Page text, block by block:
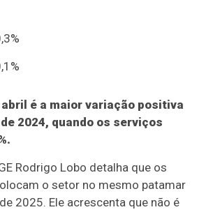
é a maior variação positiva
2024, quando os serviços
Rodrigo Lobo detalha que os
o setor no mesmo patamar
2025. Ele acrescenta que não é